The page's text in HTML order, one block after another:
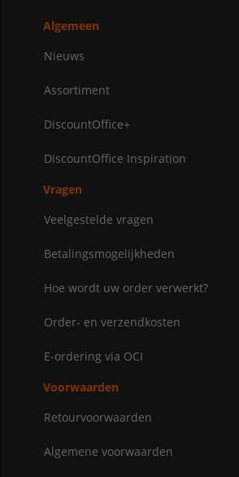
Algemeen
Nieuws
Assortiment
DiscountOffice+
DiscountOffice Inspiration
Vragen
Veelgestelde vragen
Betalingsmogelijkheden
Hoe wordt uw order verwerkt?
Order- en verzendkosten
E-ordering via OCI
Voorwaarden
Retourvoorwaarden
Algemene voorwaarden